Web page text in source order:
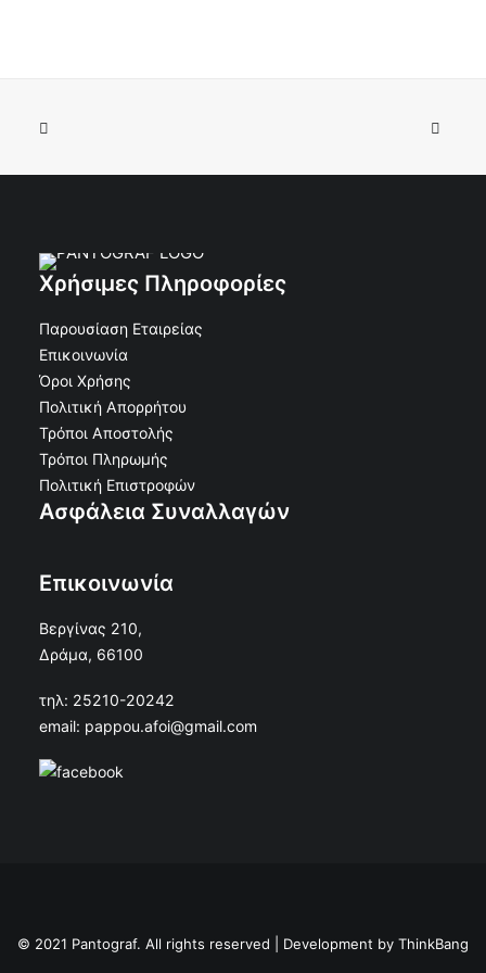
Χρήσιμες Πληροφορίες
Παρουσίαση Εταιρείας
Επικοινωνία
Όροι Χρήσης
Πολιτική Απορρήτου
Τρόποι Αποστολής
Τρόποι Πληρωμής
Πολιτική Επιστροφών
Ασφάλεια Συναλλαγών
Επικοινωνία
Βεργίνας 210,
Δράμα, 66100
τηλ: 25210-20242
email: pappou.afoi@gmail.com
© 2021 Pantograf. All rights reserved | Development by ThinkBang